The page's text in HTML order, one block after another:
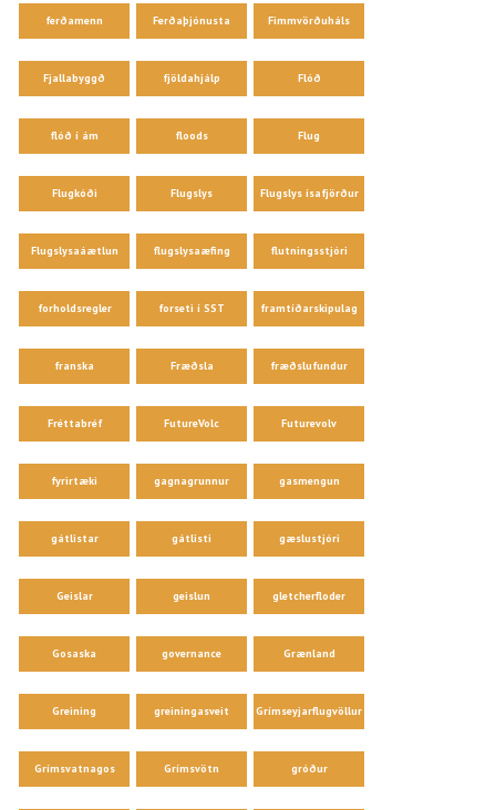
ferðamenn Ferðaþjónusta Fimmvörðuháls
Fjallabyggð fjöldahjálp Flóð
flóð í ám floods Flug
Flugkóði Flugslys Flugslys ísafjörður
Flugslysaáætlun flugslysaæfing flutningsstjóri
forholdsregler forseti í SST framtíðarskipulag
franska Fræðsla fræðslufundur
Fréttabréf FutureVolc Futurevolv
fyrirtæki gagnagrunnur gasmengun
gátlistar gátlisti gæslustjóri
Geislar geislun gletcherfloder
Gosaska governance Grænland
Greining greiningasveit Grímseyjarflugvöllur
Grímsvatnagos Grímsvötn gróður